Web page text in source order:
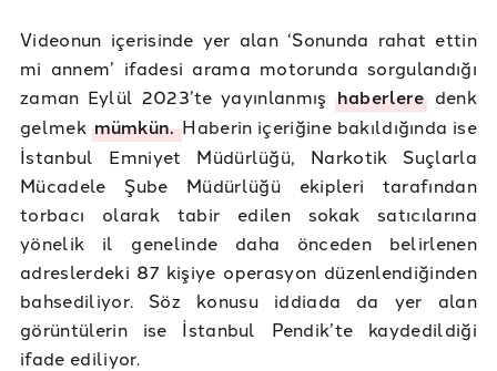
Videonun içerisinde yer alan ‘Sonunda rahat ettin
mi annem’ ifadesi arama motorunda sorgulandığı
zaman Eylül 2023’te yayınlanmış haberleredenk
gelmek mümkün.Haberin içeriğine bakıldığında ise
İstanbul Emniyet Müdürlüğü, Narkotik Suçlarla
Mücadele Şube Müdürlüğü ekipleri tarafından
torbacı olarak tabir edilen sokak satıcılarına
yönelik il genelinde daha önceden belirlenen
adreslerdeki 87 kişiye operasyon düzenlendiğinden
bahsediliyor. Söz konusu iddiada da yer alan
görüntülerin ise İstanbul Pendik’te kaydedildiği
ifade ediliyor.